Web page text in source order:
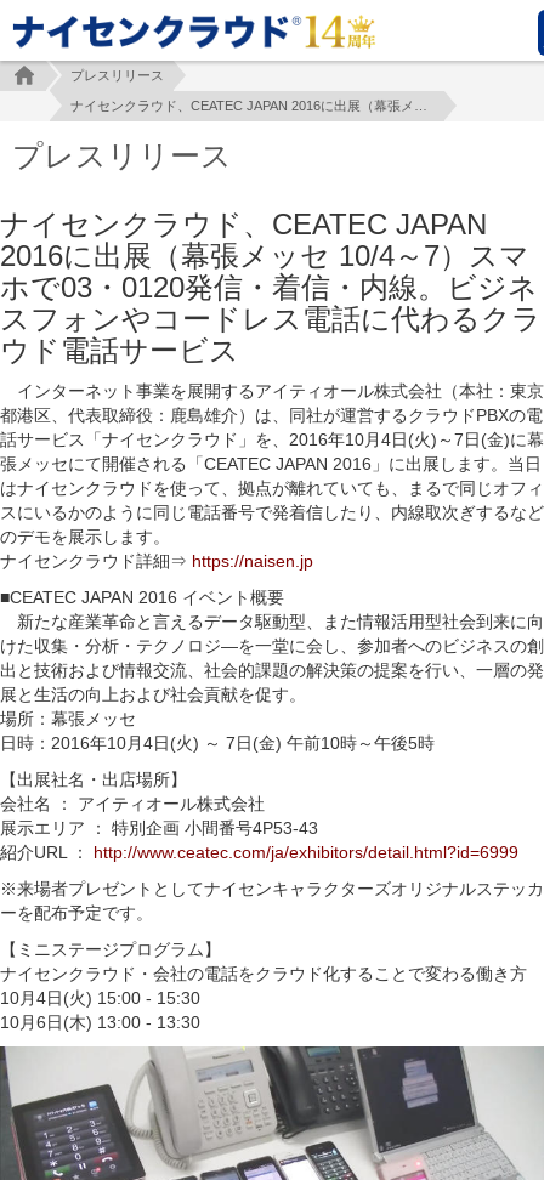
プレスリリース
プレスリリース
ナイセンクラウド、CEATEC JAPAN
2016に出展（幕張メッセ 10/4～7）スマ
ホで03・0120発信・着信・内線。ビジネ
スフォンやコードレス電話に代わるクラ
ウド電話サービス
インターネット事業を展開するアイティオール株式会社（本社：東京
都港区、代表取締役：鹿島雄介）は、同社が運営するクラウドPBXの電
話サービス「ナイセンクラウド」を、2016年10月4日(火)～7日(金)に幕
張メッセにて開催される「CEATEC JAPAN 2016」に出展します。当日
はナイセンクラウドを使って、拠点が離れていても、まるで同じオフィ
スにいるかのように同じ電話番号で発着信したり、内線取次ぎするなど
のデモを展示します。
ナイセンクラウド詳細⇒ https://naisen.jp
■CEATEC JAPAN 2016 イベント概要
新たな産業革命と言えるデータ駆動型、また情報活用型社会到来に向
けた収集・分析・テクノロジ―を一堂に会し、参加者へのビジネスの創
出と技術および情報交流、社会的課題の解決策の提案を行い、一層の発
展と生活の向上および社会貢献を促す。
場所：幕張メッセ
日時：2016年10月4日(火) ～ 7日(金) 午前10時～午後5時
【出展社名・出店場所】
会社名 ： アイティオール株式会社
展示エリア ： 特別企画 小間番号4P53-43
紹介URL ： http://www.ceatec.com/ja/exhibitors/detail.html?id=6999
※来場者プレゼントとしてナイセンキャラクターズオリジナルステッカ
ーを配布予定です。
【ミニステージプログラム】
ナイセンクラウド・会社の電話をクラウド化することで変わる働き方
10月4日(火) 15:00 - 15:30
10月6日(木) 13:00 - 13:30